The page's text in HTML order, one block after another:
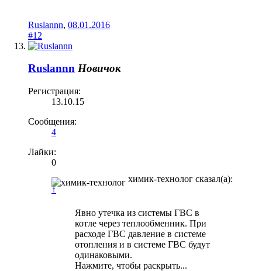
Ruslannn, 08.01.2016
#12
Ruslannn Новичок
Регистрация:
13.10.15
Сообщения:
4
Лайки:
0
химик-технолог сказал(а):
↑
Явно утечка из системы ГВС в
котле через теплообменник. При
расходе ГВС давление в системе
отопления и в системе ГВС будут
одинаковыми.
Нажмите, чтобы раскрыть...